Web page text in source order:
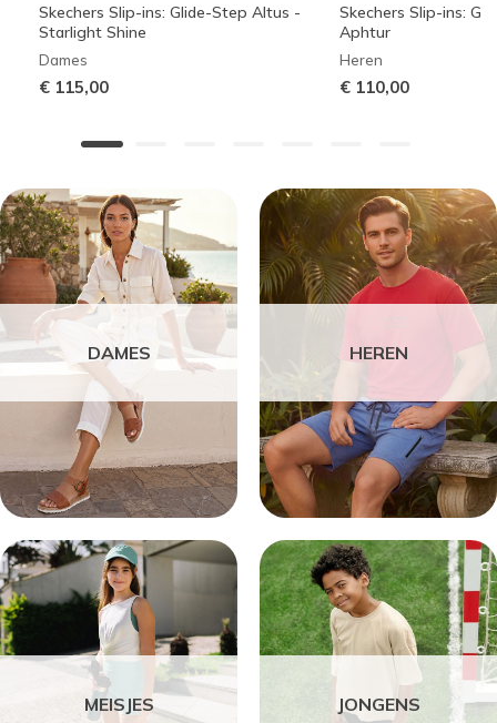
Skechers Slip-ins: Glide-Step Altus -
Starlight Shine
Dames
€ 115,00
Skechers Slip-ins:
Aphtur
Heren
€ 110,00
DAMES HEREN
MEISJES JONGENS